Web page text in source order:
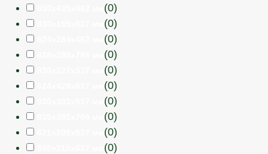
(0)
(0)
(0)
(0)
(0)
(0)
(0)
(0)
(0)
(0)